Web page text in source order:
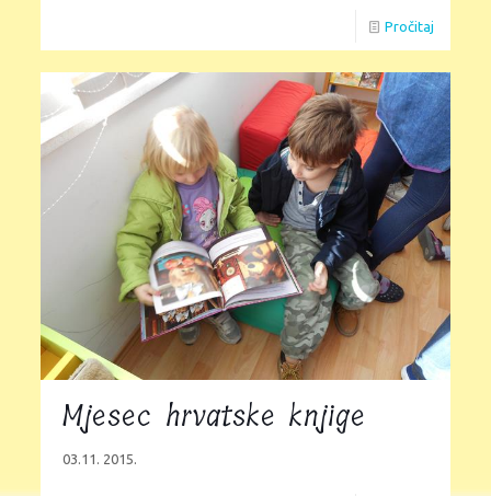
Pročitaj
Mjesec hrvatske knjige
03.11. 2015.